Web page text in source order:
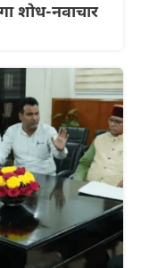
शोध-नवाचार